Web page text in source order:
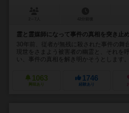
霊と霊媒師になって事件の真相を突き止め
30年前、従者が無残に殺された事件の舞
現世をさまよう被害者の幽霊と、それを
い、事件の真相を解き明かそうとします
1063
興味あり
1746
経験あり